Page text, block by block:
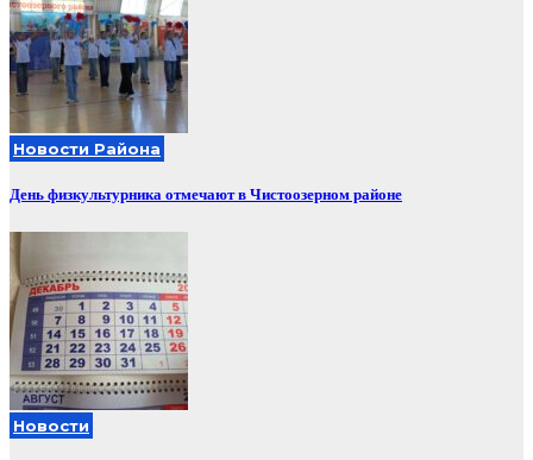
Новости Района
День физкультурника отмечают в Чистоозерном районе
Новости